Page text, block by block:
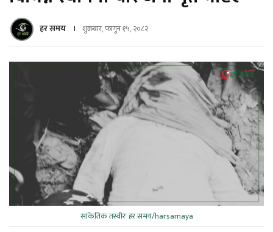
हर समय शुक्रबार, फागुन १५, २०८२
सांकेतिक तस्वीरः हर समय/harsamaya